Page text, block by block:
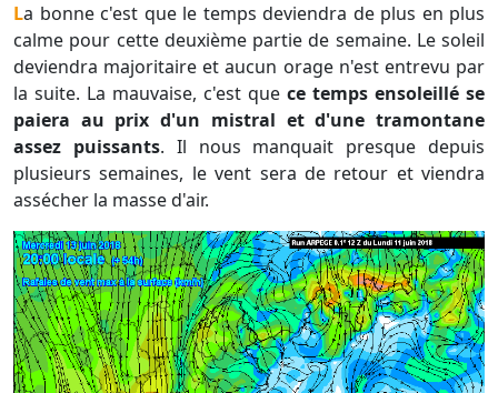
La bonne c'est que le temps deviendra de plus en plus
calme pour cette deuxième partie de semaine. Le soleil
deviendra majoritaire et aucun orage n'est entrevu par
la suite. La mauvaise, c'est que ce temps ensoleillé se
paiera au prix d'un mistral et d'une tramontane
assez puissants. Il nous manquait presque depuis
plusieurs semaines, le vent sera de retour et viendra
assécher la masse d'air.